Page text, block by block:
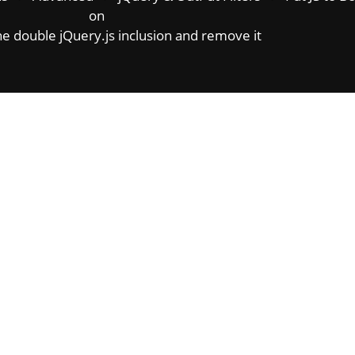
on
double jQuery.js inclusion and remove it